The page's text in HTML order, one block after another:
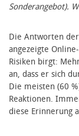
Sonderangebot).
Die Antworten
angezeigte
Risiken birgt:
an, dass er sich
Die meisten (60
Reaktionen.
diese Erinnerung